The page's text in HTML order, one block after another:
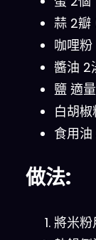
蒜 2瓣
咖哩粉
醬油 2
鹽 適量
白胡
食用
做法:
將米粉